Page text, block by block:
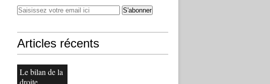
Articles récents
Le bilan de la
droite